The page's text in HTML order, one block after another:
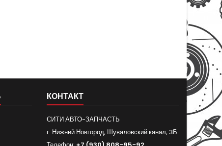
КОНТАКТ
СИТИ АВТО-ЗАПЧАСТЬ
г. Нижний Новгород, Шуваловский канал, 3Б